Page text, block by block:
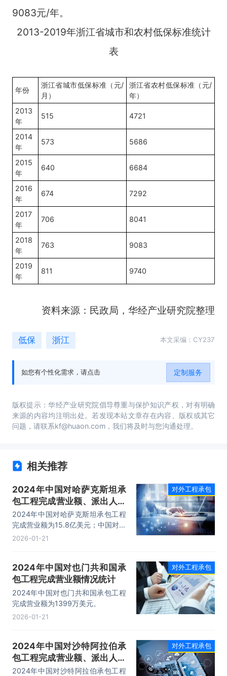
9083元/年。
2013-2019年浙江省城市和农村低保标准统计
表
年份
浙江省城市低保标准（元/
月）
浙江省农村低保标准（元/
年）
2013
年
515 4721
2014
年
573 5686
2015
年
640 6684
2016
年
674 7292
2017
年
706 8041
2018
年
763 9083
2019
年
811 9740
资料来源：民政局，华经产业研究院整理
低保 浙江 本文采编：CY237
如您有个性化需求，请点击 定制服务
版权提示：华经产业研究院倡导尊重与保护知识产权，对有明确
来源的内容均注明出处。若发现本站文章存在内容、版权或其它
问题，请联系kf@huaon.com，我们将及时与您沟通处理。
相关推荐
2024年中国对哈萨克斯坦承
包工程完成营业额、派出人数
和年末在外劳务人员情况统计
2024年中国对哈萨克斯坦承包工程
完成营业额为15.8亿美元；中国对利
比里亚承包工程派出人数有2180
2026-01-21
对外工程承包
2024年中国对也门共和国承
包工程完成营业额情况统计
2024年中国对也门共和国承包工程
完成营业额为1399万美元。
2026-01-21
对外工程承包
2024年中国对沙特阿拉伯承
包工程完成营业额、派出人数
和年末在外劳务人员情况统计
2024年中国对沙特阿拉伯承包工程
对外工程承包